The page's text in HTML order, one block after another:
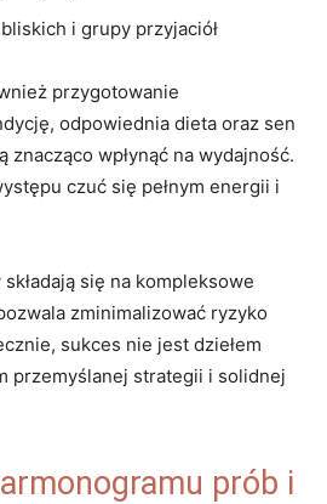
i grupy przyjaciół
przygotowanie
odpowiednia dieta oraz sen
znacząco wpłynąć na wydajność.
czuć się pełnym energii i
się na kompleksowe
zminimalizować ryzyko
sukces nie jest dziełem
przemyślanej strategii i solidnej
prób i